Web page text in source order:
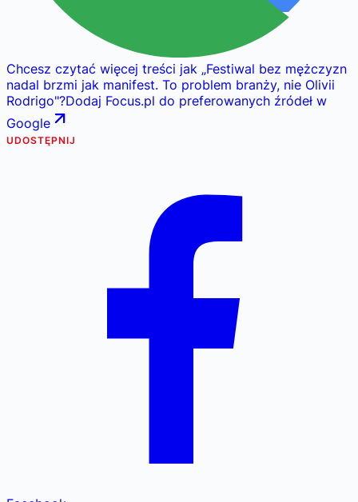
Chcesz czytać więcej treści jak „Festiwal bez mężczyzn
nadal brzmi jak manifest. To problem branży, nie Olivii
Rodrigo"?Dodaj Focus.pl do preferowanych źródeł w
Google
UDOSTĘPNIJ